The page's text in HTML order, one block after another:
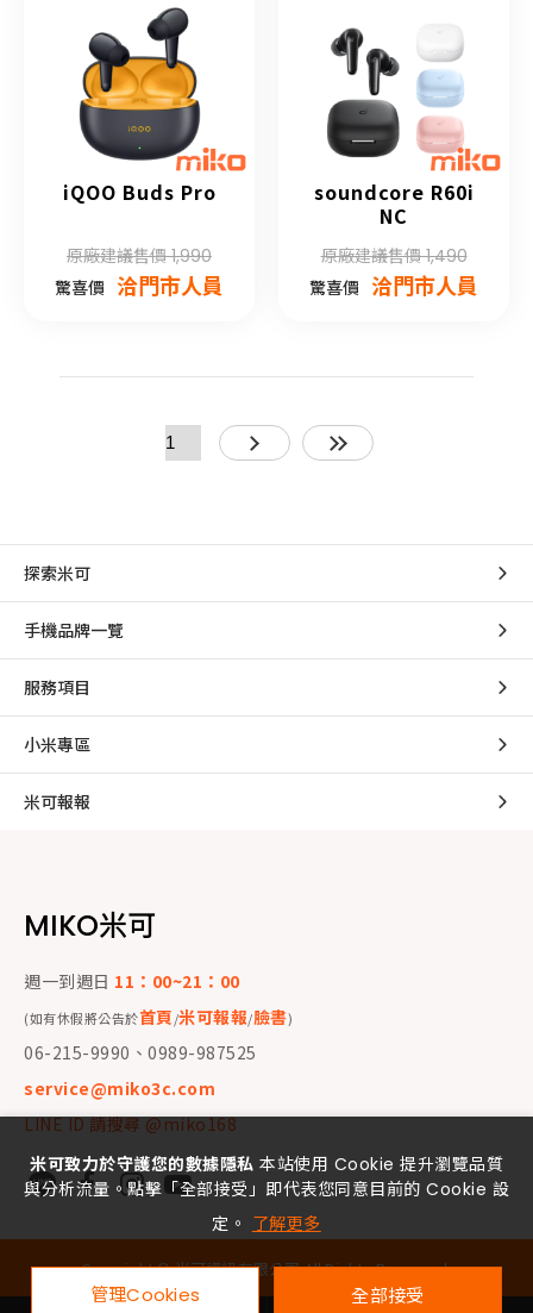
iQOO Buds Pro
原廠建議售價 1,990
驚喜價 洽門市人員
soundcore R60i
NC
原廠建議售價 1,490
驚喜價 洽門市人員
探索米可
手機品牌一覽
服務項目
小米專區
米可報報
MIKO米可
週一到週日 11：00~21：00
(如有休假將公告於首頁/米可報報/臉書)
06-215-9990、0989-987525
service@miko3c.com
LINE ID 請搜尋 @miko168
Copyright ©米可資訊有限公司All Rights Reserved.
米可致力於守護您的數據隱私 本站使用 Cookie 提升瀏覽品質
與分析流量。點擊「全部接受」即代表您同意目前的 Cookie 設
定。 了解更多
管理Cookies 全部接受